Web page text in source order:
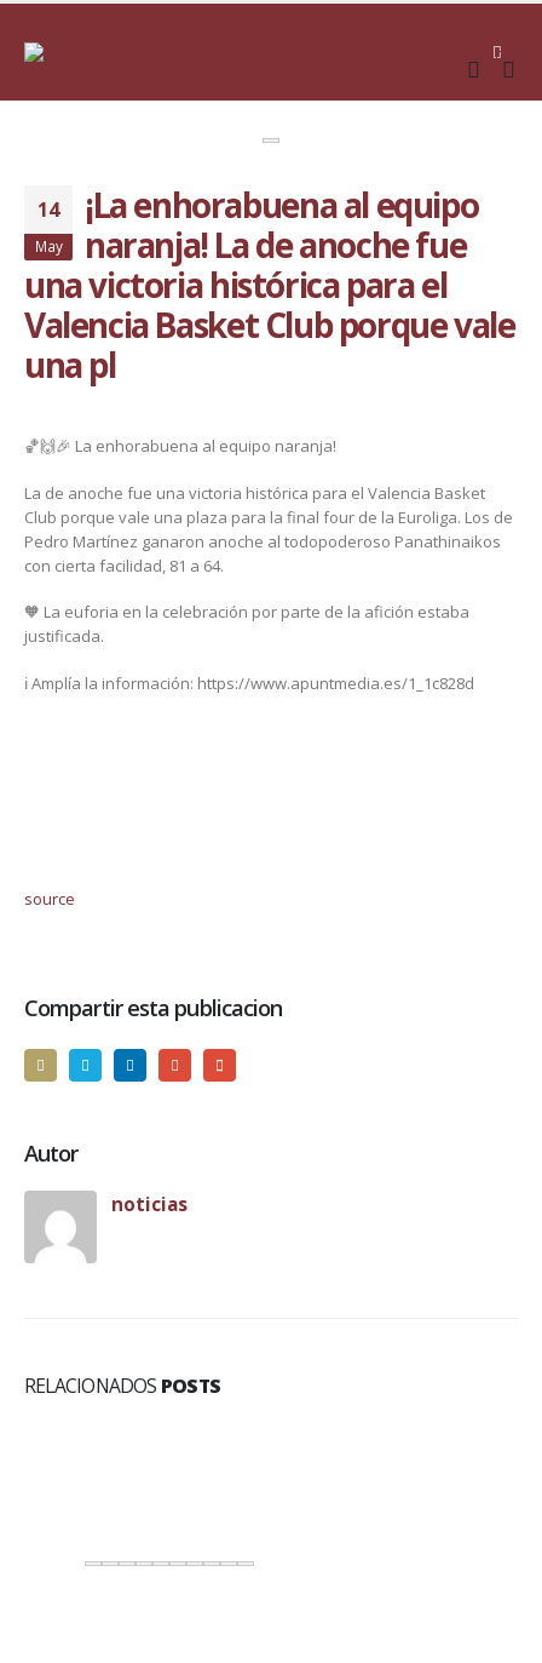
14
May
¡La enhorabuena al equipo
naranja! La de anoche fue
una victoria histórica para el
Valencia Basket Club porque vale
una pl
🏀🙌🎉 La enhorabuena al equipo naranja!
La de anoche fue una victoria histórica para el Valencia Basket
Club porque vale una plaza para la final four de la Euroliga. Los de
Pedro Martínez ganaron anoche al todopoderoso Panathinaikos
con cierta facilidad, 81 a 64.
🧡 La euforia en la celebración por parte de la afición estaba
justificada.
ℹ️ Amplía la información: https://www.apuntmedia.es/1_1c828d
source
Compartir esta publicacion
Autor
noticias
RELACIONADOS POSTS